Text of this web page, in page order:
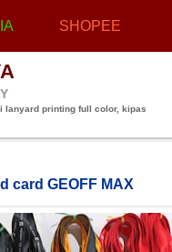
SHOPEE
lanyard printing full color, kipas
card GEOFF MAX